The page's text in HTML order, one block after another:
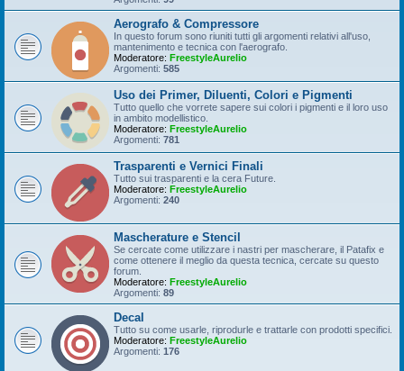
Aerografo & Compressore
In questo forum sono riuniti tutti gli argomenti relativi all'uso,
mantenimento e tecnica con l'aerografo.
Moderatore: FreestyleAurelio
Argomenti: 585
Uso dei Primer, Diluenti, Colori e Pigmenti
Tutto quello che vorrete sapere sui colori i pigmenti e il loro uso
in ambito modellistico.
Moderatore: FreestyleAurelio
Argomenti: 781
Trasparenti e Vernici Finali
Tutto sui trasparenti e la cera Future.
Moderatore: FreestyleAurelio
Argomenti: 240
Mascherature e Stencil
Se cercate come utilizzare i nastri per mascherare, il Patafix e
come ottenere il meglio da questa tecnica, cercate su questo
forum.
Moderatore: FreestyleAurelio
Argomenti: 89
Decal
Tutto su come usarle, riprodurle e trattarle con prodotti specifici.
Moderatore: FreestyleAurelio
Argomenti: 176